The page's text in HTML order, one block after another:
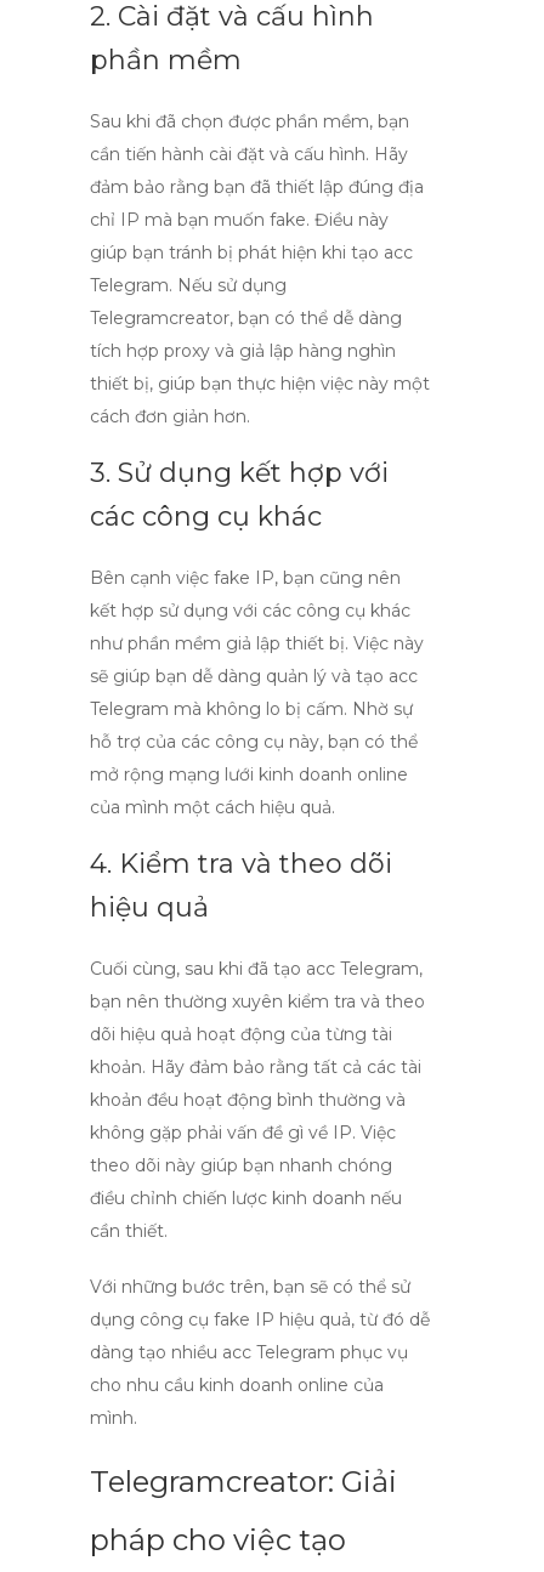
2. Cài đặt và cấu hình
phần mềm
Sau khi đã chọn được phần mềm, bạn
cần tiến hành cài đặt và cấu hình. Hãy
đảm bảo rằng bạn đã thiết lập đúng địa
chỉ IP mà bạn muốn fake. Điều này
giúp bạn tránh bị phát hiện khi tạo acc
Telegram. Nếu sử dụng
Telegramcreator, bạn có thể dễ dàng
tích hợp proxy và giả lập hàng nghìn
thiết bị, giúp bạn thực hiện việc này một
cách đơn giản hơn.
3. Sử dụng kết hợp với
các công cụ khác
Bên cạnh việc fake IP, bạn cũng nên
kết hợp sử dụng với các công cụ khác
như phần mềm giả lập thiết bị. Việc này
sẽ giúp bạn dễ dàng quản lý và tạo acc
Telegram mà không lo bị cấm. Nhờ sự
hỗ trợ của các công cụ này, bạn có thể
mở rộng mạng lưới kinh doanh online
của mình một cách hiệu quả.
4. Kiểm tra và theo dõi
hiệu quả
Cuối cùng, sau khi đã tạo acc Telegram,
bạn nên thường xuyên kiểm tra và theo
dõi hiệu quả hoạt động của từng tài
khoản. Hãy đảm bảo rằng tất cả các tài
khoản đều hoạt động bình thường và
không gặp phải vấn đề gì về IP. Việc
theo dõi này giúp bạn nhanh chóng
điều chỉnh chiến lược kinh doanh nếu
cần thiết.
Với những bước trên, bạn sẽ có thể sử
dụng công cụ fake IP hiệu quả, từ đó dễ
dàng tạo nhiều acc Telegram phục vụ
cho nhu cầu kinh doanh online của
mình.
Telegramcreator: Giải
pháp cho việc tạo